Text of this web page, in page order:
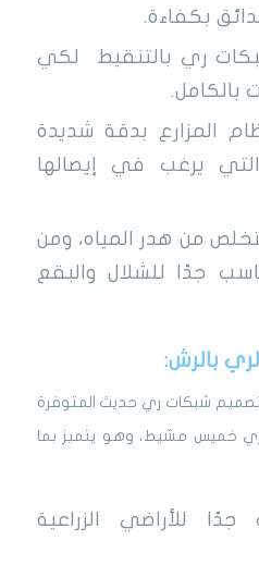
بكفاءة.
ري بالتنقيط لكي
بالكامل.
المزارع بدقة شديدة
يرغب في إيصالها
من هدر المياه، ومن
جدًا للشلال والبقع
بالرش:
تصميم شبكات ري حديث المتوفرة
خميس مشيط، وهو يتميز بما
للأراضي الزراعية